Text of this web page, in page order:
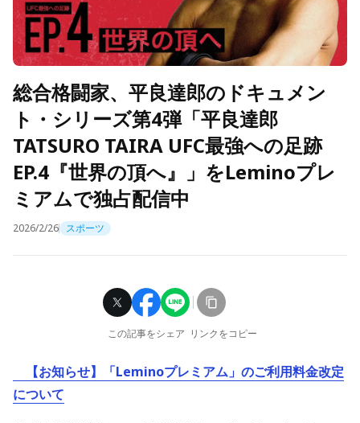
総合格闘家、平良達郎のドキュメン
ト・シリーズ第4弾「平良達郎
TATSURO TAIRA UFC最強への足跡
EP.4『世界の頂へ』」をLeminoプレ
ミアムで独占配信中
2026/2/26 スポーツ
この記事をシェア リンクをコピー
【お知らせ】「Leminoプレミアム」のご利用料金改定
について